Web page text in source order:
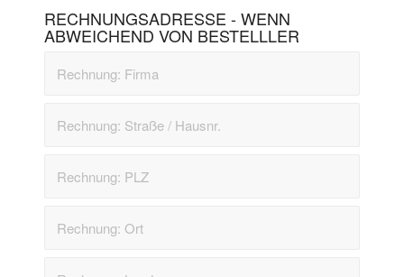
RECHNUNGSADRESSE - WENN
ABWEICHEND VON BESTELLLER